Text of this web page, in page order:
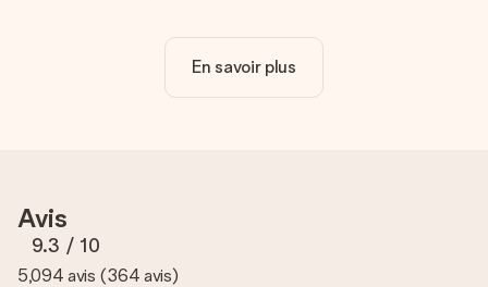
unique pour ajouter une touche finale à votre cadeau.
La personnalisation est-elle comprise dans le prix ?
ton cadeau. C'est pourquoi il est important d'utiliser des
photos de haute qualité. Si tu n'es pas sûr de la qualité de ton
image, contacte notre équipe du service clientèle et joins ta
photo au cadeau que tu souhaites commander. Ils pourront
En savoir plus
Avis
9.3 / 10
5,094 avis (364 avis)